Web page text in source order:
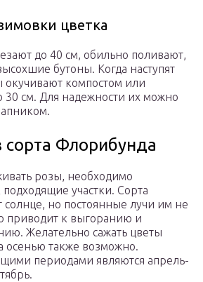
цветка
до 40 см, обильно поливают,
бутоны. Когда наступят
окучивают компостом или
30 см. Для надежности их можно
сорта Флорибунда
розы, необходимо
участки. Сорта
но постоянные лучи им не
приводит к выгоранию и
Желательно сажать цветы
осенью также возможно.
периодами являются апрель-